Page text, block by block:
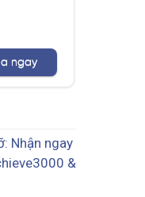
ngay
Nhận ngay
&